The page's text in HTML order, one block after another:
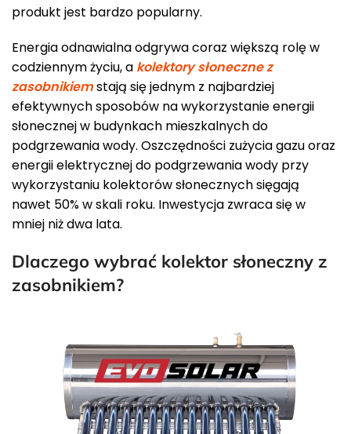
produkt jest bardzo popularny.
Energia odnawialna odgrywa coraz większą rolę w
codziennym życiu, a kolektory słoneczne z
zasobnikiemstają się jednym z najbardziej
efektywnych sposobów na wykorzystanie energii
słonecznej w budynkach mieszkalnych do
podgrzewania wody. Oszczędności zużycia gazu oraz
energii elektrycznej do podgrzewania wody przy
wykorzystaniu kolektorów słonecznych sięgają
nawet 50% w skali roku. Inwestycja zwraca się w
mniej niż dwa lata.
Dlaczego wybrać kolektor słoneczny z
zasobnikiem?